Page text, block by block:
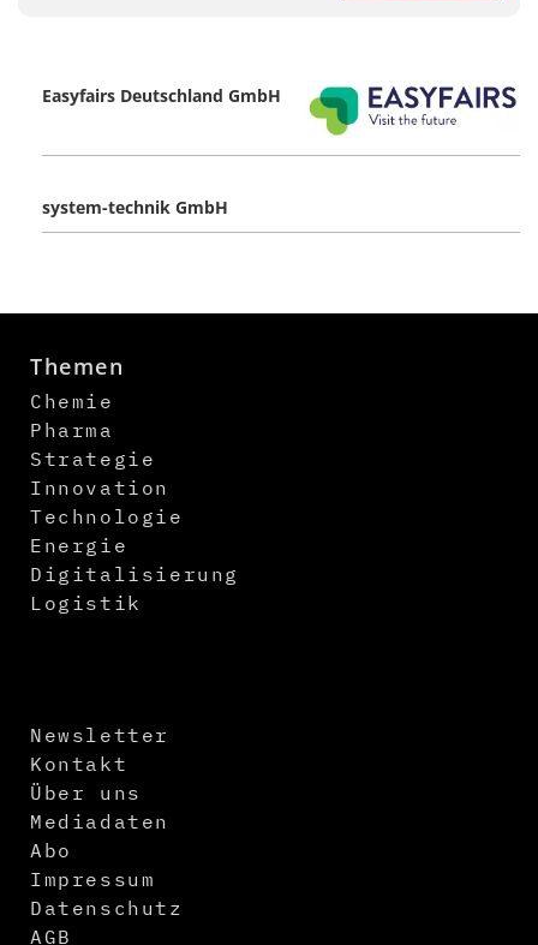
Easyfairs Deutschland GmbH
system-technik GmbH
Themen
Chemie
Pharma
Strategie
Innovation
Technologie
Energie
Digitalisierung
Logistik
Newsletter
Kontakt
Über uns
Mediadaten
Abo
Impressum
Datenschutz
AGB